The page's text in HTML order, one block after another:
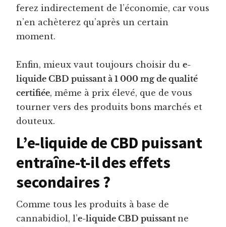
ferez indirectement de l’économie, car vous
n’en achèterez qu’après un certain
moment.
Enfin, mieux vaut toujours choisir due-
liquide CBD puissant à 1 000 mg de qualité
certifiée, même à prix élevé, que de vous
tourner vers des produits bons marchés et
douteux.
L’e-liquide de CBD puissant
entraîne-t-il des effets
secondaires ?
Comme tous les produits à base de
cannabidiol, l’e-liquide CBD puissantne